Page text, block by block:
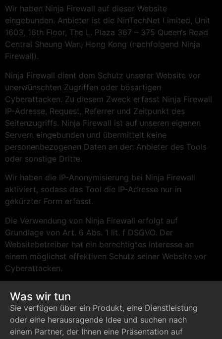
Wir haben Ninja Firewall auf dieser Website
eingebunden. Anbieter ist die NinTechNet Limited, Unit
1603, 16th Floor, The L. Plaza 367 – 375 Queen‘s Road
Central Sheung Wan, Hong Kong (nachfolgend Ninja
Firewall).
Ninja Firewall dient dem Schutz unserer Website vor
unerwünschten Zugriffen oder bösartigen
Cyberattacken. Zu diesem Zweck erfasst Ninja Firewall
IP-Adresse, Request, Referrer und Zeitpunkt des
Seitenzugriffs. Ninja Firewall ist auf unseren eigenen
Servern eingebunden und übermittelt keine
personenbezogenen Daten an den Anbieter des Tools
oder sonstige Dritte.
Wir haben die IP-Anonymisierung bei Ninja Firewall
aktiviert, sodass das Tool die IP-Adresse nur in
gekürzter Form erfasst.
Die Verwendung von Ninja Firewall erfolgt auf
Grundlage von Art. 6 Abs. 1 lit. f DSGVO. Der
Websitebetreiber hat ein berechtigtes Interesse an
einem möglichst effektiven Schutz seiner Website vor
Cyberattacken.
Was wir tun
Sie verfügen über ein Produkt, eine Dienstleistung
oder eine herausragende Idee und suchen nach
einem Partner, der Ihnen eine Präsentation auf